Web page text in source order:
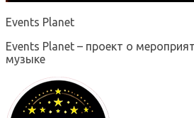
Events Planet
Events Planet – проект о
музыке